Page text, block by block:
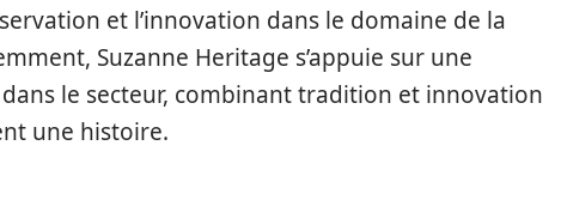
et l’innovation dans le domaine de la
Suzanne Heritage s’appuie sur une
le secteur, combinant tradition et innovation
une histoire.